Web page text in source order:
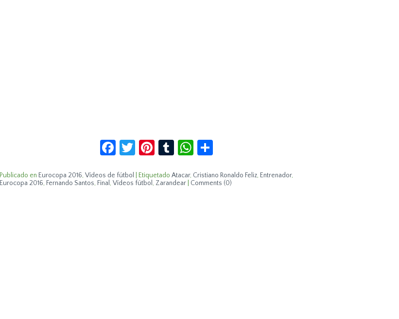
Facebook
Twitter
Pinterest
TumblrWhatsApp
Publicado en Eurocopa 2016, Vídeos de fútbol Etiquetado Atacar, Cristiano Ronaldo Feliz, Entrenador,
Eurocopa 2016, Fernando Santos, Final , Vídeos fútbol , Zarandear| Comments (0)